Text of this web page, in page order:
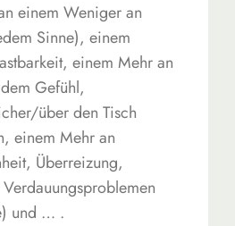
einem Weniger an
Sinne), einem
einem Mehr an
Gefühl,
über den Tisch
einem Mehr an
Überreizung,
und … .